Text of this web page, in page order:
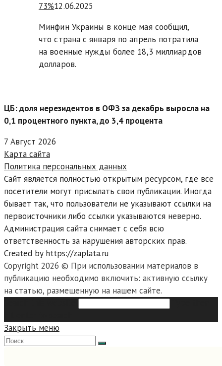
73%12.06.2025
Минфин Украины в конце мая сообщил,
что страна с января по апрель потратила
на военные нужды более 18,3 миллиардов
долларов.
ЦБ: доля нерезидентов в ОФЗ за декабрь выросла на
0,1 процентного пункта, до 3,4 процента
7 Август 2026
Карта сайта
Политика персональных данных
Сайт является полностью открытым ресурсом, где все
посетители могут присылать свои публикации. Иногда
бывает так, что пользователи не указывают ссылки на
первоисточники либо ссылки указываются неверно.
Администрация сайта снимает с себя всю
ответственность за нарушения авторских прав.
Created by https://zaplata.ru
Copyright 2026 © При использовании материалов в
публикацию необходимо включить: активную ссылку
на статью, размещенную на нашем сайте.
Закрыть меню